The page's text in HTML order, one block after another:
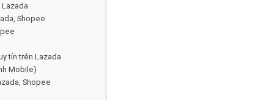
Lazada
Shopee
tín trên Lazada
Mobile)
Shopee